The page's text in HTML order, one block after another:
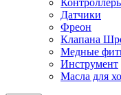
Датчики
Фреон
Клапана
Медные
Инструмент
Масла для